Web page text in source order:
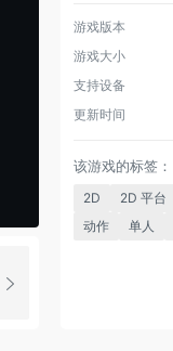
游戏版本
游戏大小
支持设备
更新时间
该游戏的标签：
2D 2D 平台
动作
单人